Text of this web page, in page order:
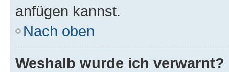
anfügen kannst.
Nach oben
Weshalb wurde ich verwarnt?